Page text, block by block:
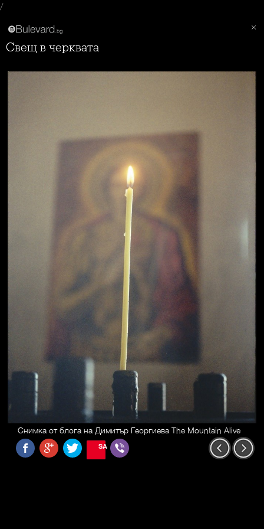
/
Свещ в черквата
Снимка от блога на Димитър Георгиева The Mountain Alive
SAVE